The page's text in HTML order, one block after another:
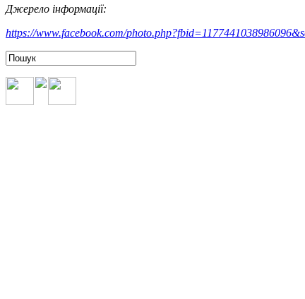
Джерело інформації:
https://www.facebook.com/